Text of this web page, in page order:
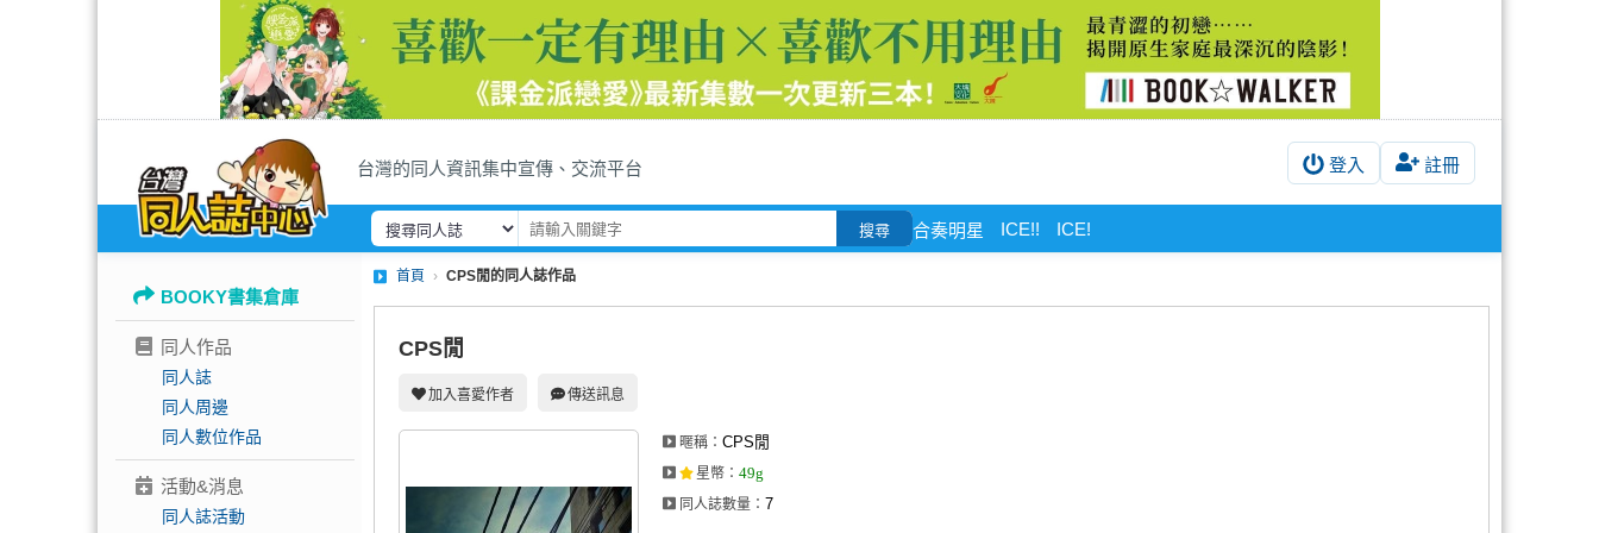
台灣的同人資訊集中宣傳、交流平台 登入 註冊
搜尋 合奏明星 ICE!! ICE!
BOOKY書集倉庫
同人作品
同人誌
同人周邊
同人數位作品
活動&消息
同人誌活動
首頁 CPS閒的同人誌作品
CPS閒
加入喜愛作者 傳送訊息
暱稱： CPS閒
星幣 ： 49g
同人誌數量： 7